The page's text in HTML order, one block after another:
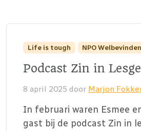
Life is tough NPO
Podcast Zin in
8 april 2025 door Marjon
In februari waren Esmee
gast bij de podcast Zin in